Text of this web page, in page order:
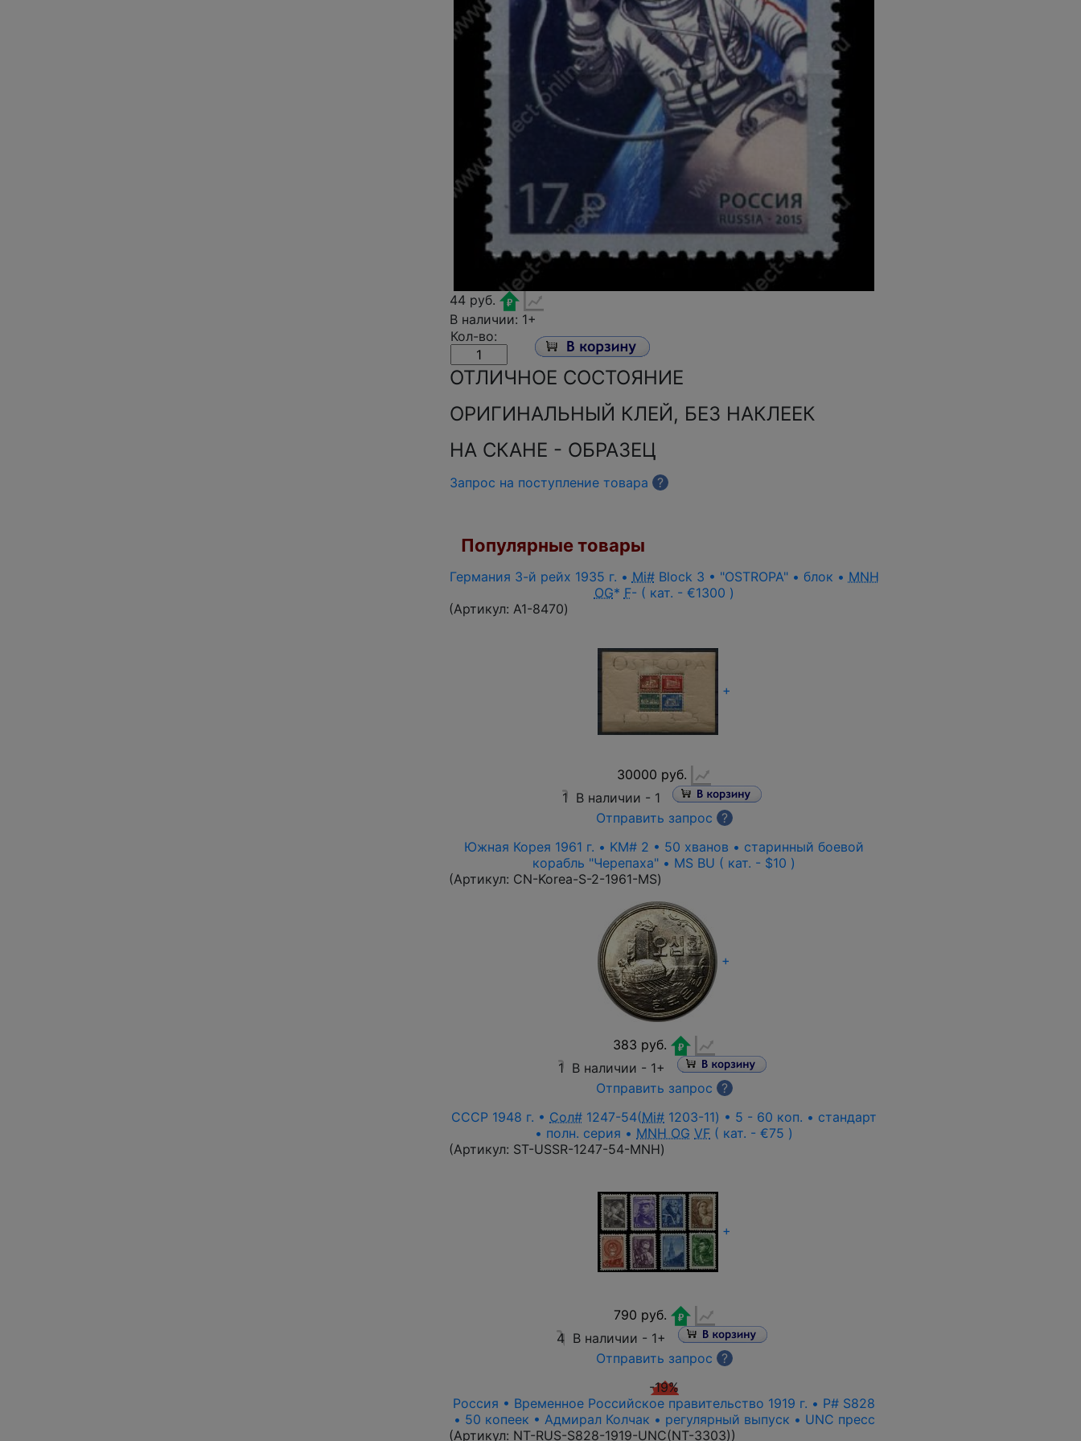
44 руб.
В наличии: 1+
Кол-во:
ОТЛИЧНОЕ СОСТОЯНИЕ
ОРИГИНАЛЬНЫЙ КЛЕЙ, БЕЗ НАКЛЕЕК
НА СКАНЕ - ОБРАЗЕЦ
Запрос на поступление товара ?
Популярные товары
Германия 3-й рейх 1935 г. • Mi#Block 3 • "OSTROPA" • блок • MNH
OG* F- ( кат. - €1300 )
(Артикул: A1-8470)
+
30000 руб.
1 В наличии - 1
Отправить запрос
?
Южная Корея 1961 г. • KM# 2 • 50 хванов • старинный боевой
корабль "Черепаха" • MS BU ( кат. - $10 )
(Артикул: CN-Korea-S-2-1961-MS)
+
383 руб.
1 В наличии - 1+
Отправить запрос
?
СССР 1948 г. • Сол# 1247-54(Mi# 1203-11) • 5 - 60 коп. • стандарт
• полн. серия • MNH OG VF ( кат. - €75 )
(Артикул: ST-USSR-1247-54-MNH)
+
790 руб.
4 В наличии - 1+
Отправить запрос
?
-19%
Россия • Временное Российское правительство 1919 г. • P# S828
• 50 копеек • Адмирал Колчак • регулярный выпуск • UNC пресс
(Артикул: NT-RUS-S828-1919-UNC(NT-3303))